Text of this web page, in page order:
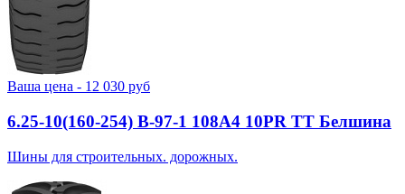
Ваша цена - 12 030 руб
6.25-10(160-254) В-97-1 108A4 10PR TT Белшина
Шины для строительных. дорожных.